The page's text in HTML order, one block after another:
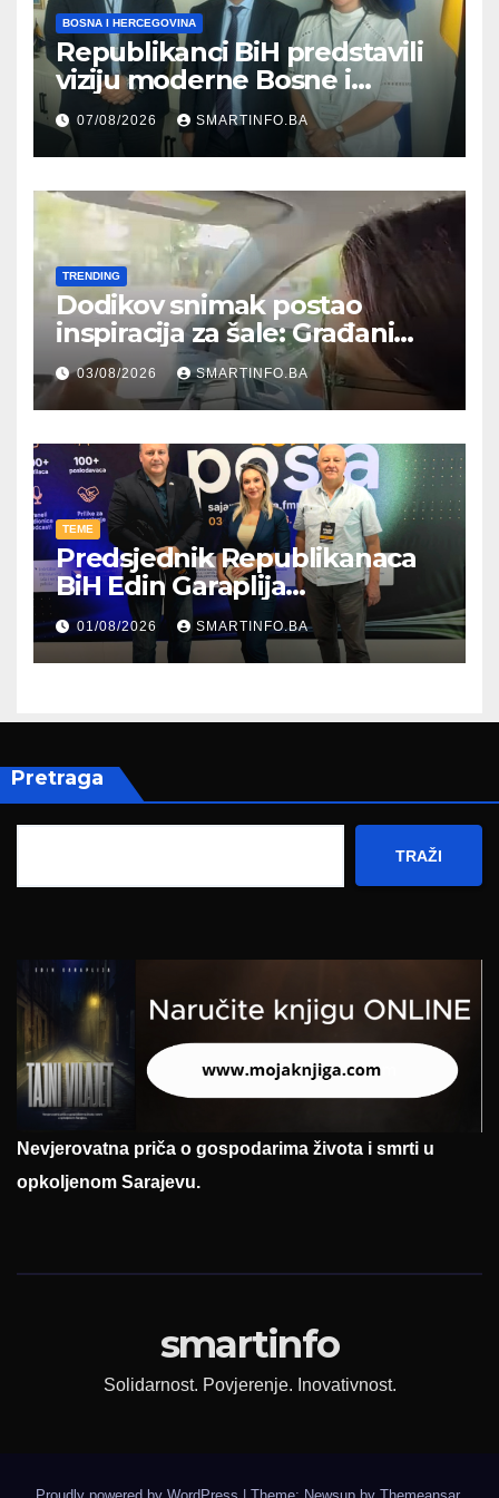
BOSNA I HERCEGOVINA
Republikanci BiH predstavili
viziju moderne Bosne i
Hercegovine ambasadoru
Njemačke
07/08/2026 SMARTINFO.BA
TRENDING
Dodikov snimak postao
inspiracija za šale: Građani
kroz parodiju poslali poruku
03/08/2026 SMARTINFO.BA
TEME
Predsjednik Republikanaca
BiH Edin Garaplija
prisustvovao prezentaciji
Federalnog sajma
zapošljavanja
01/08/2026 SMARTINFO.BA
Pretraga
TRAŽI
Nevjerovatna priča o gospodarima života i smrti u
opkoljenom Sarajevu.
smartinfo
Solidarnost. Povjerenje. Inovativnost.